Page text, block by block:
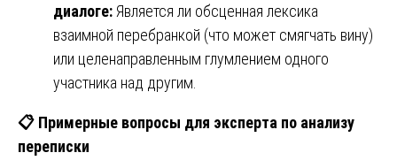
диалоге: Является ли обсценная лексика
взаимной перебранкой (что может смягчать вину)
или целенаправленным глумлением одного
участника над другим.
📋 Примерные вопросы для эксперта по анализу
переписки